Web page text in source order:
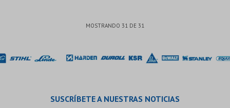
MOSTRANDO 31 DE 31
SUSCRÍBETE A NUESTRAS NOTICIAS